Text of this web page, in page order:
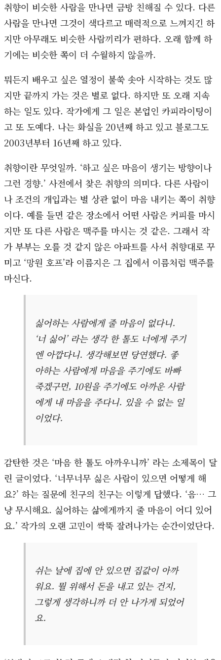
취향이 비슷한 사람을 만나면 금방 친해질 수 있다. 다른
사람을 만나면 그것이 색다르고 매력적으로 느껴지긴 하
지만 아무래도 비슷한 사람끼리가 편하다. 오래 함께 하
기에는 비슷한 쪽이 더 수월하지 않을까.
뭐든지 배우고 싶은 열정이 불쑥 솟아 시작하는 것도 많
지만 끝까지 가는 것은 별로 없다. 하지만 또 오래 지속
하는 일도 있다. 작가에게 그 일은 본업인 카피라이팅이
고 또 도예다. 나는 화실을 20년째 하고 있고 블로그도
2003년부터 16년째 하고 있다.
취향이란 무엇일까. ‘하고 싶은 마음이 생기는 방향이나
그런 경향.’ 사전에서 찾은 취향의 의미다. 다른 사람이
나 조건의 개입과는 별 상관 없이 마음 내키는 쪽이 취향
이다. 예를 들면 같은 장소에서 어떤 사람은 커피를 마시
지만 또 다른 사람은 맥주를 마시는 것 같은. 그래서 작
가 부부는 오를 것 같지 않은 아파트를 사서 취향대로 꾸
미고 ‘망원 호프’라 이름지은 그 집에서 이름처럼 맥주를
마신다.
싫어하는 사람에게 줄 마음이 없다니.
‘너 싫어’ 라는 생각 한 톨도 너에게 주기
엔 아깝다니. 생각해보면 당연했다. 좋
아하는 사람에게 마음을 주기에도 바빠
죽겠구먼, 10원을 주기에도 아까운 사람
에게 내 마음을 주다니. 있을 수 없는 일
이었다.
감탄한 것은 ‘마음 한 톨도 아까우니까’ 라는 소제목이 달
린 글이었다. ‘너무너무 싫은 사람이 있으면 어떻게 해
요?’ 하는 질문에 친구의 친구는 이렇게 답했다. ‘음… 그
냥 무시해요. 싫어하는 삶에게까지 줄 마음이 어디 있어
요.’ 작가의 오랜 고민이 싹뚝 잘려나가는 순간이었단다.
쉬는 날에 집에 안 있으면 집값이 아까
워요. 뭘 위해서 돈을 내고 있는 건지,
그렇게 생각하니까 더 안 나가게 되었어
요.